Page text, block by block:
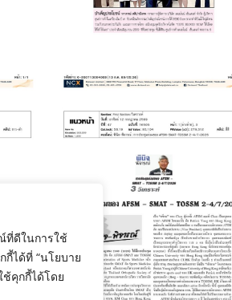
ที่ดีในการใช้
กี้ได้ที่ “นโยบาย
ช้คุกกี้ได้โดย
July 20, 2026
บทความเรื่อง : การ
ประชุมร่วมของ
AFSM-SMAT-
TOSSN 2-4/7/2026